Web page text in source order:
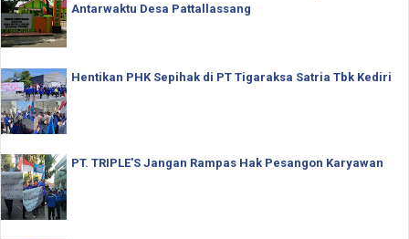
Antarwaktu Desa Pattallassang
Hentikan PHK Sepihak di PT Tigaraksa Satria Tbk Kediri
PT. TRIPLE'S Jangan Rampas Hak Pesangon Karyawan